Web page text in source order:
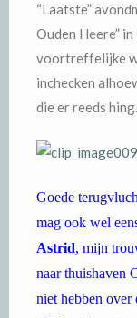
“Laatste”
Ouden Heere”
voortreffelijke
inchecken
die er reeds
Goede
mag ook wel
Astrid, mijn
naar thuishaven
niet hebben over